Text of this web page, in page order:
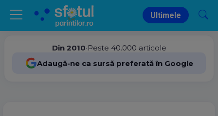
Ultimele
Din 2010•Peste 40.000 articole
Adaugă-ne ca sursă preferată în Google